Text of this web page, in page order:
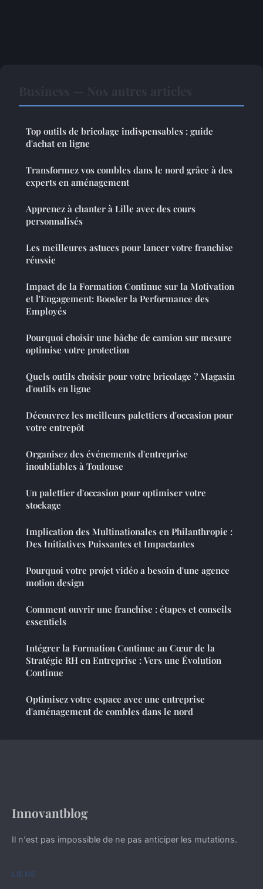
Top outils de bricolage indispensables : guide
d'achat en ligne
Transformez vos combles dans le nord grâce à des
experts en aménagement
Apprenez à chanter à Lille avec des cours
personnalisés
Les meilleures astuces pour lancer votre franchise
réussie
Impact de la Formation Continue sur la Motivation
et l'Engagement: Booster la Performance des
Employés
Pourquoi choisir une bâche de camion sur mesure
optimise votre protection
Quels outils choisir pour votre bricolage ? Magasin
d'outils en ligne
Découvrez les meilleurs palettiers d'occasion pour
votre entrepôt
Organisez des événements d'entreprise
inoubliables à Toulouse
Un palettier d'occasion pour optimiser votre
stockage
Implication des Multinationales en Philanthropie :
Des Initiatives Puissantes et Impactantes
Pourquoi votre projet vidéo a besoin d'une agence
motion design
Comment ouvrir une franchise : étapes et conseils
essentiels
Intégrer la Formation Continue au Cœur de la
Stratégie RH en Entreprise : Vers une Évolution
Continue
Optimisez votre espace avec une entreprise
d'aménagement de combles dans le nord
Innovantblog
Il n'est pas impossible de ne pas anticiper les mutations.
LIENS